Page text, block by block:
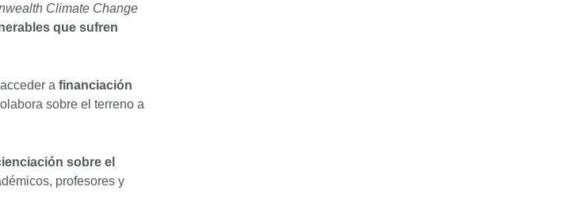
Climate Change
que sufren
a financiación
sobre el terreno a
sobre el
profesores y